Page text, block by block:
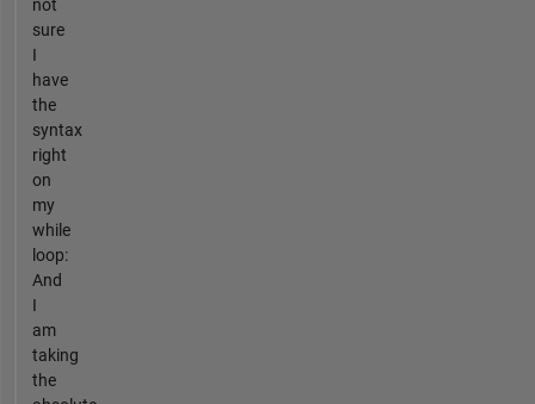
not
sure
I
have
the
syntax
right
on
my
while
loop:
And
I
am
taking
the